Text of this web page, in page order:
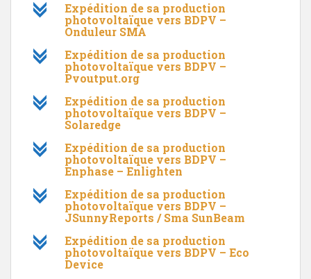
c
Expédition de sa production
photovoltaïque vers BDPV –
Onduleur SMA
c
Expédition de sa production
photovoltaïque vers BDPV –
Pvoutput.org
c
Expédition de sa production
photovoltaïque vers BDPV –
Solaredge
c
Expédition de sa production
photovoltaïque vers BDPV –
Enphase – Enlighten
c
Expédition de sa production
photovoltaïque vers BDPV –
JSunnyReports / Sma SunBeam
c
Expédition de sa production
photovoltaïque vers BDPV – Eco
Device